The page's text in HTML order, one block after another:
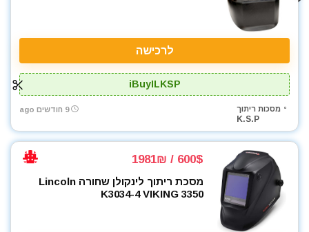
לרכישה
iBuyILKSP
מסכות ריתוך
K.S.P
9 חודשים ago
600$ / 1981₪
מסכת ריתוך לינקולן שחורה Lincoln
K3034-4 VIKING 3350